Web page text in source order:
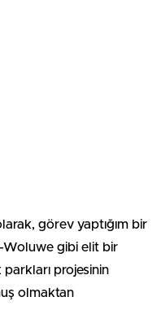
görev yaptığım bir
Woluwe gibi elit bir
projesinin
olmaktan